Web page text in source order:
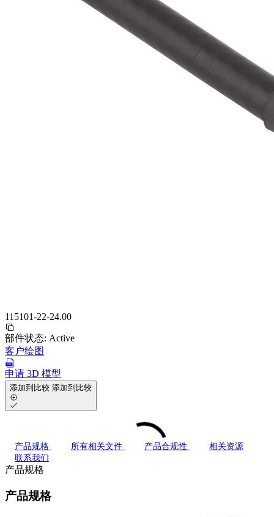
115101-22-24.00
部件状态: Active
客户绘图
申请 3D 模型
添加到比较 添加到比较
产品规格 所有相关文件 产品合规性
相关资源
联系我们
产品规格
产品规格